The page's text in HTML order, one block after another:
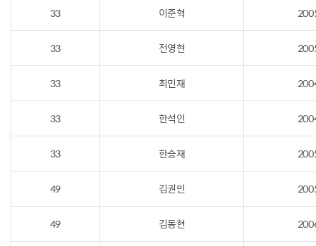
33 이준혁
33 전영현
33 최민재
33 한석인
33 한승재
49 김권민
49 김동현